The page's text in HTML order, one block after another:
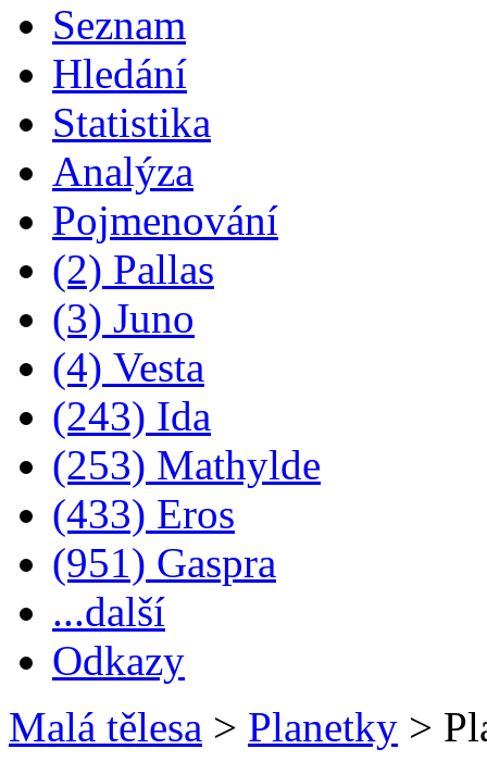
Seznam
Hledání
Statistika
Analýza
Pojmenování
(2) Pallas
(3) Juno
(4) Vesta
(243) Ida
(253) Mathylde
(433) Eros
(951) Gaspra
...další
Odkazy
Malá tělesa > Planetky >